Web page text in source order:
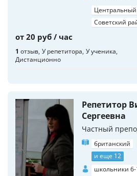
Советский
от 20 руб / час
1 отзыв У репетитора У ученика
Дистанционно
Репетитор
Сергеевна
Частный
британский
и еще 12
школьники 6-